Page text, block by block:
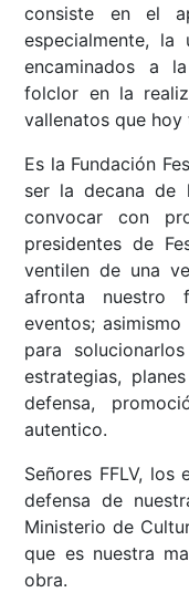
consiste en el
especialmente,
encaminados a
folclor en la
vallenatos que hoy
Es la Fundación
ser la decana de
convocar con
presidentes de
ventilen de una
afronta nuestro
eventos;
para
estrategias,
defensa,
autentico.
Señores FFLV,
defensa de
Ministerio de
que es nuestra
obra.